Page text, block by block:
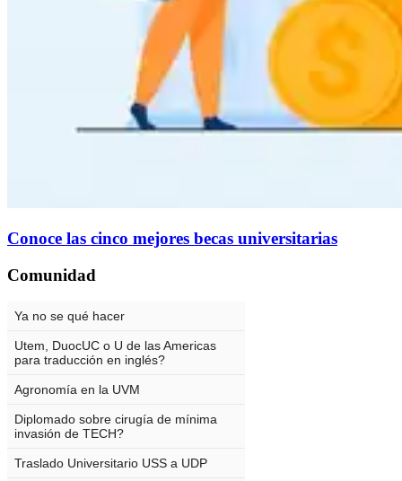
Conoce las cinco mejores becas universitarias
Comunidad